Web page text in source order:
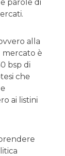
parole di
alla
mercato è
bsp di
che
ai listini